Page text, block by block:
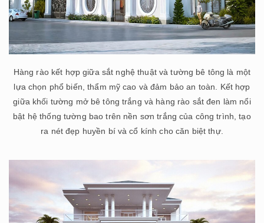
Hàng rào kết hợp giữa sắt nghệ thuật và tường bê tông là một
lựa chọn phổ biến, thẩm mỹ cao và đảm bảo an toàn. Kết hợp
giữa khối tường mở bê tông trắng và hàng rào sắt đen làm nổi
bật hệ thống tường bao trên nền sơn trắng của công trình, tạo
ra nét đẹp huyền bí và cổ kính cho căn biệt thự.